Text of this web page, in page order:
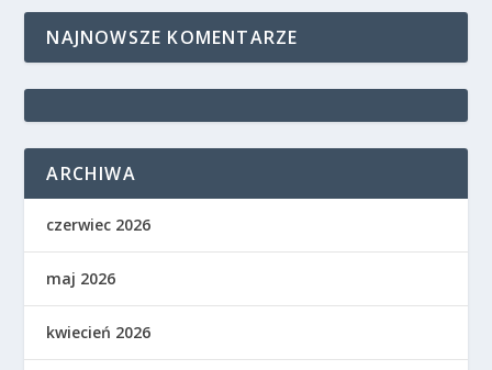
NAJNOWSZE KOMENTARZE
ARCHIWA
czerwiec 2026
maj 2026
kwiecień 2026